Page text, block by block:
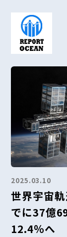
2025.03.10
世界宇宙
でに37億
12.4％へ